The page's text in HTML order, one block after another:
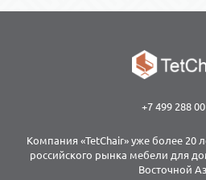
+7 499 288
Компания «TetChair» уже более 20
российского рынка мебели для
Восточной